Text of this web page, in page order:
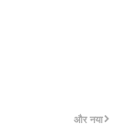
और नया